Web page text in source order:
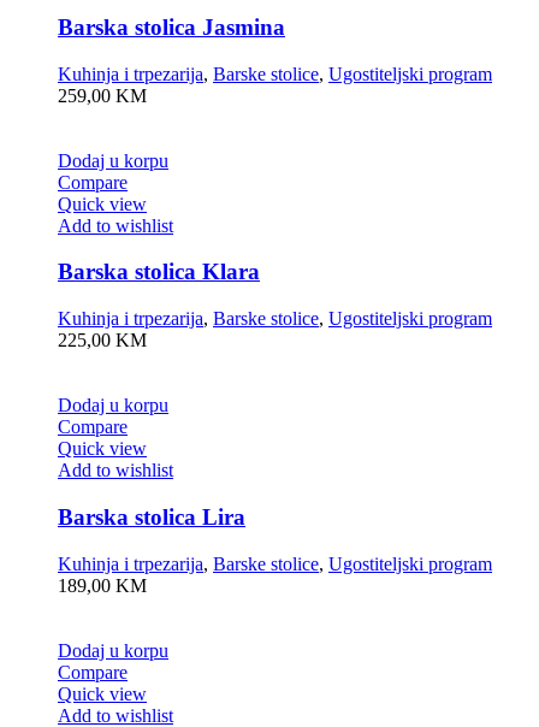
Barska stolica Jasmina
Kuhinja i trpezarija, Barske stolice, Ugostiteljski program
259,00 KM
Dodaj u korpu
Compare
Quick view
Add to wishlist
Barska stolica Klara
Kuhinja i trpezarija, Barske stolice, Ugostiteljski program
225,00 KM
Dodaj u korpu
Compare
Quick view
Add to wishlist
Barska stolica Lira
Kuhinja i trpezarija, Barske stolice, Ugostiteljski program
189,00 KM
Dodaj u korpu
Compare
Quick view
Add to wishlist